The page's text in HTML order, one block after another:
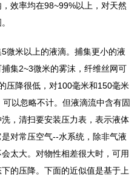
效率均在98~99%以上，对天然
微米以上的液滴。捕集更小的液
集2~3微米的雾沫，纤维丝网可
压降很低，对100毫米和150毫米
以忽略不计。但液滴流中含有固
，清扫要安装压力表，表示液体
对常压空气--水系统，除非气液
太大。对物性相差很大时，可用
的压降。下面的近似值是基于上